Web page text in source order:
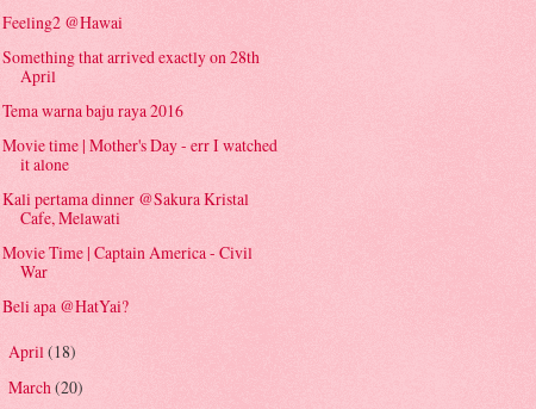
Feeling2 @Hawai
Something that arrived exactly on 28th
April
Tema warna baju raya 2016
Movie time | Mother's Day - err I watched
it alone
Kali pertama dinner @Sakura Kristal
Cafe, Melawati
Movie Time | Captain America - Civil
War
Beli apa @HatYai?
April (18)
March(20)